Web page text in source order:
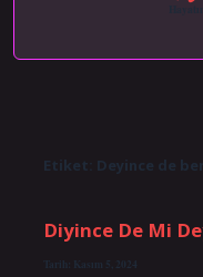
Etiket: Deyince de
Diyince De Mi
Tarih: Kasım 5, 2024